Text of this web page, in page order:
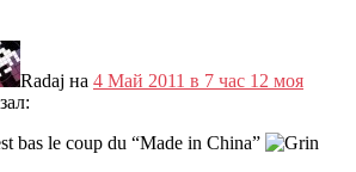
Radaj на 4 Май 2011 в 7 час 12 моя
bas le coup du “Made in China”